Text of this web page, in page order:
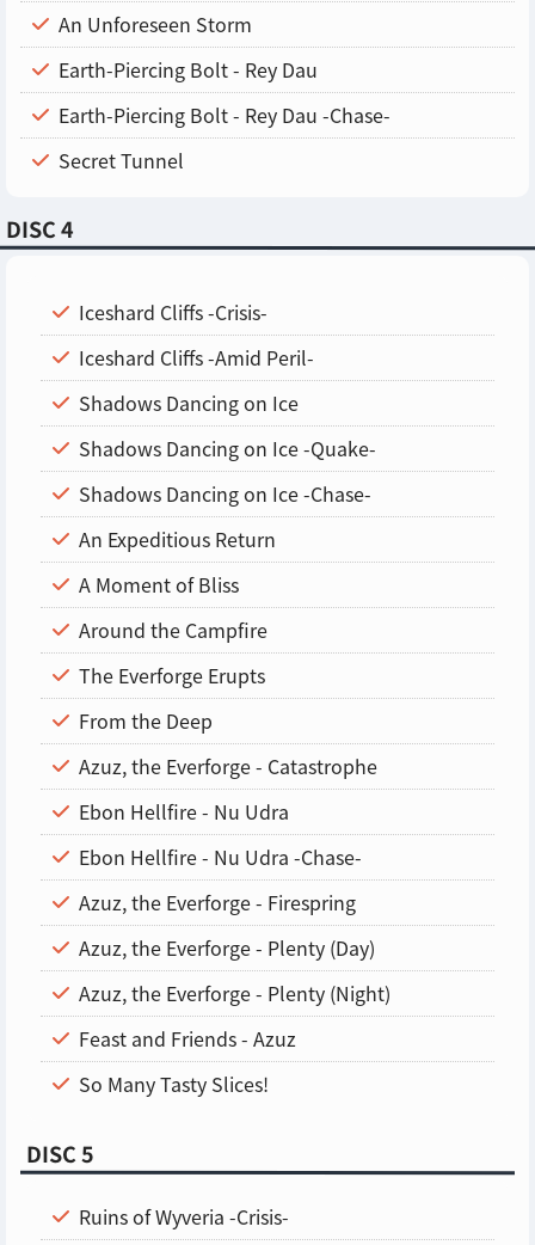
An Unforeseen Storm
Earth-Piercing Bolt - Rey Dau
Earth-Piercing Bolt - Rey Dau -Chase-
Secret Tunnel
DISC 4
Iceshard Cliffs -Crisis-
Iceshard Cliffs -Amid Peril-
Shadows Dancing on Ice
Shadows Dancing on Ice -Quake-
Shadows Dancing on Ice -Chase-
An Expeditious Return
A Moment of Bliss
Around the Campfire
The Everforge Erupts
From the Deep
Azuz, the Everforge - Catastrophe
Ebon Hellfire - Nu Udra
Ebon Hellfire - Nu Udra -Chase-
Azuz, the Everforge - Firespring
Azuz, the Everforge - Plenty (Day)
Azuz, the Everforge - Plenty (Night)
Feast and Friends - Azuz
So Many Tasty Slices!
DISC 5
Ruins of Wyveria -Crisis-